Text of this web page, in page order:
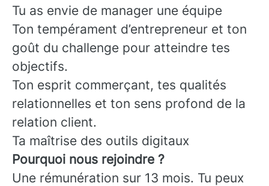
Tu as envie de manager une équipe
Ton tempérament d’entrepreneur et ton
goût du challenge pour atteindre tes
objectifs.
Ton esprit commerçant, tes qualités
relationnelles et ton sens profond de la
relation client.
Ta maîtrise des outils digitaux
Pourquoi nous rejoindre ?
Une rémunération sur 13 mois. Tu peux